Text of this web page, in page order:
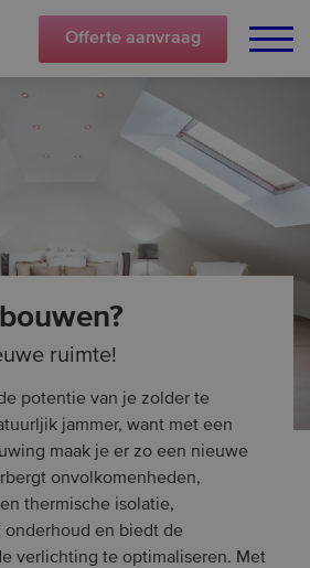
Offerte aanvraag
ruimte!
potentie van je zolder te
jammer, want met een
maak je er zo een nieuwe
onvolkomenheden,
thermische isolatie,
en biedt de
verlichting te optimaliseren. Met